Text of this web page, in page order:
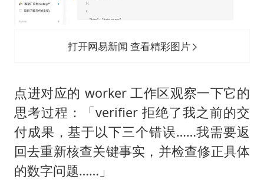
打开网易新闻 查看精彩图片
点进对应的 worker 工作区观察一下它的
思考过程：「verifier 拒绝了我之前的交
付成果，基于以下三个错误……我需要返
回去重新核查关键事实，并检查修正具体
的数字问题……」